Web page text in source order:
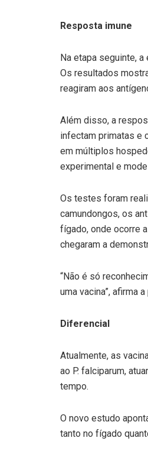
Resposta imune
Na etapa seguinte,
Os resultados
reagiram aos
Além disso, a
infectam primatas e
em múltiplos
experimental e
Os testes foram
camundongos, os
fígado, onde ocorre
chegaram a
“Não é só
uma vacina”, afirma
Diferencial
Atualmente, as
ao P. falciparum,
tempo.
O novo estudo
tanto no fígado